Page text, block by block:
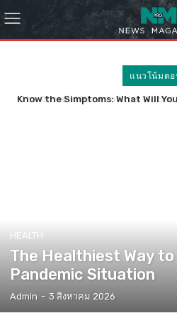
แนวโน้มต
Know the Simptoms: What Will
HEALTH
The Healthiest Way
Pandemic Situation
Admin - 3 สิงหาคม 2026